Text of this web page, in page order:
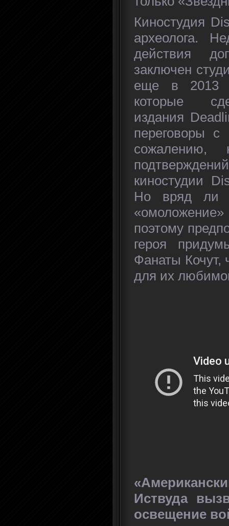
Киностудия
археолога.
действия
заключен
еще в 2013
которые
издания
переговоры
сожалению,
киностудии
Но вряд ли
поэтому
героя
Фанаты Кочут,
для их
Иствуда
освещение